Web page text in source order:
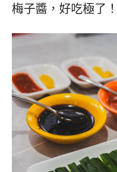
梅子醬，好吃極了！